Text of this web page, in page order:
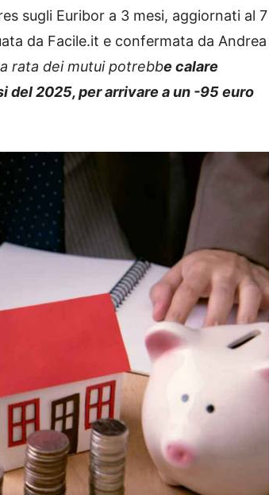
sugli Euribor a 3 mesi, aggiornati al 7
da Facile.it e confermata da Andrea
rata dei mutui potrebbe calare
2025, per arrivare a un -95 euro